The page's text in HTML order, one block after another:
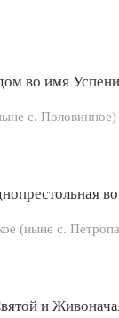
во имя
с.
(ныне с.
и